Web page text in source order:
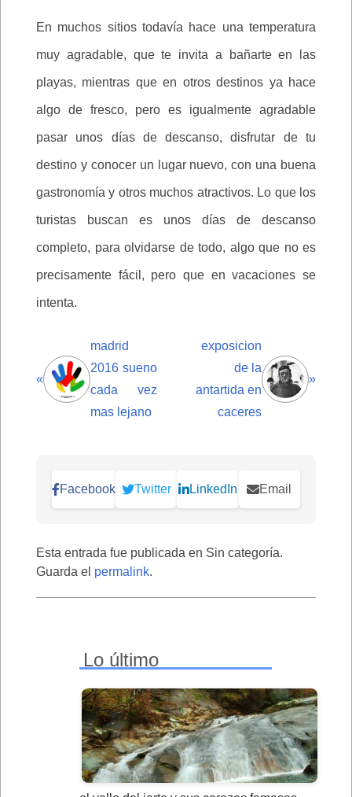
En muchos sitios todavía hace una temperatura
muy agradable, que te invita a bañarte en las
playas, mientras que en otros destinos ya hace
algo de fresco, pero es igualmente agradable
pasar unos días de descanso, disfrutar de tu
destino y conocer un lugar nuevo, con una buena
gastronomía y otros muchos atractivos. Lo que los
turistas buscan es unos días de descanso
completo, para olvidarse de todo, algo que no es
precisamente fácil, pero que en vacaciones se
intenta.
«
madrid
2016 sueno
cada vez
mas lejano
exposicion
de la
antartida en
caceres
»
Facebook Twitter LinkedIn Email
Esta entrada fue publicada en Sin categoría.
Guarda el permalink.
Lo último